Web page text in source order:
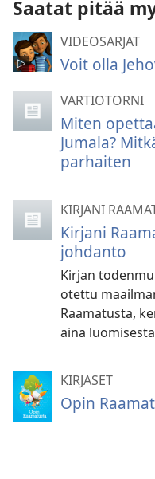
Saatat pitää
VIDEOSARJAT
Voit olla
VARTIOTORNI
Miten
Jumala?
parhaiten
KIRJANI
Kirjani
johdanto
Kirjan
otettu
Raamatusta,
aina
KIRJASET
Opin